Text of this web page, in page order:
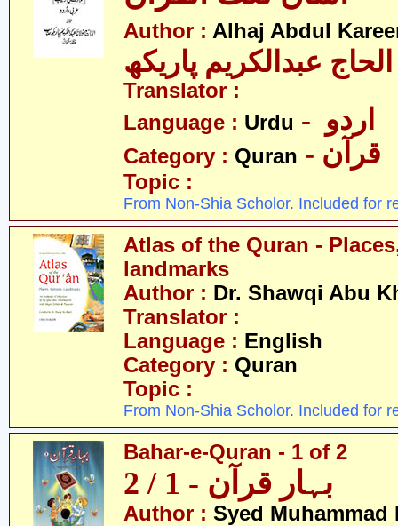
Author : Alhaj Abdul
Translator :
Language : Urdu
Category : Quran - قرآن
Topic :
From Non-Shia Scholor. Included for
Atlas of the Quran -
landmarks
Author : Dr. Shawqi Abu
Translator :
Language : English
Category : Quran
Topic :
From Non-Shia Scholor. Included for
Bahar-e-Quran - 1 of 2
بہار قرآن - 1 / 2
Author : Syed Muhammad